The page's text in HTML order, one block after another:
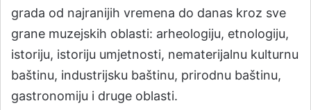
grada od najranijih vremena do danas kroz sve
grane muzejskih oblasti: arheologiju, etnologiju,
istoriju, istoriju umjetnosti, nematerijalnu kulturnu
baštinu, industrijsku baštinu, prirodnu baštinu,
gastronomiju i druge oblasti.